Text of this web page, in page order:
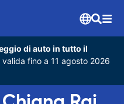
di auto in tutto il
fino a 11 agosto 2026